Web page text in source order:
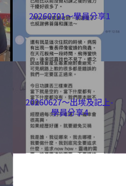
20260701～學員分享1
20260627～出埃及記上-
學員分享4